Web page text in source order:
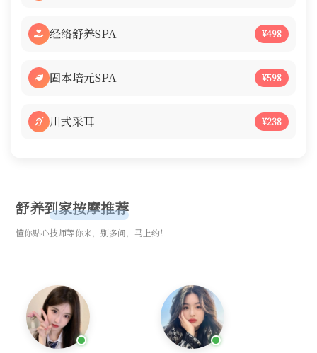
经络舒养SPA ¥498
固本培元SPA ¥598
川式采耳 ¥238
舒养到家按摩推荐
懂你贴心技师等你来，别多问，马上约！